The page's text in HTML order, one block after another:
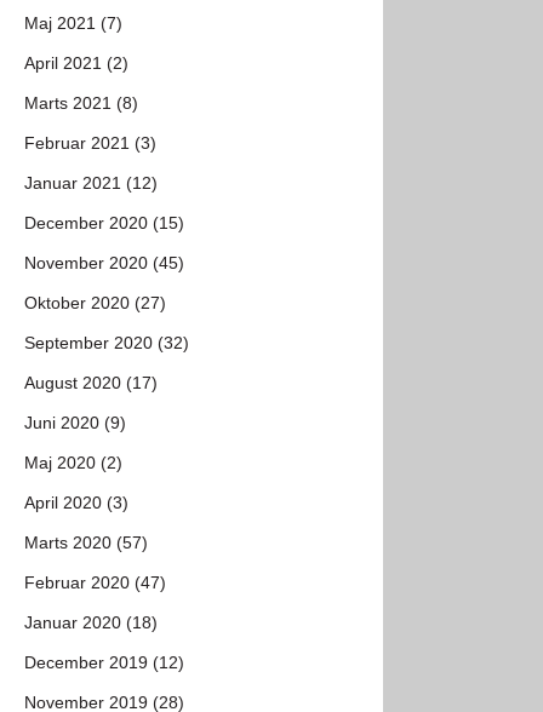
Maj 2021 (7)
April 2021 (2)
Marts 2021 (8)
Februar 2021 (3)
Januar 2021 (12)
December 2020 (15)
November 2020 (45)
Oktober 2020 (27)
September 2020 (32)
August 2020 (17)
Juni 2020 (9)
Maj 2020 (2)
April 2020 (3)
Marts 2020 (57)
Februar 2020 (47)
Januar 2020 (18)
December 2019 (12)
November 2019 (28)